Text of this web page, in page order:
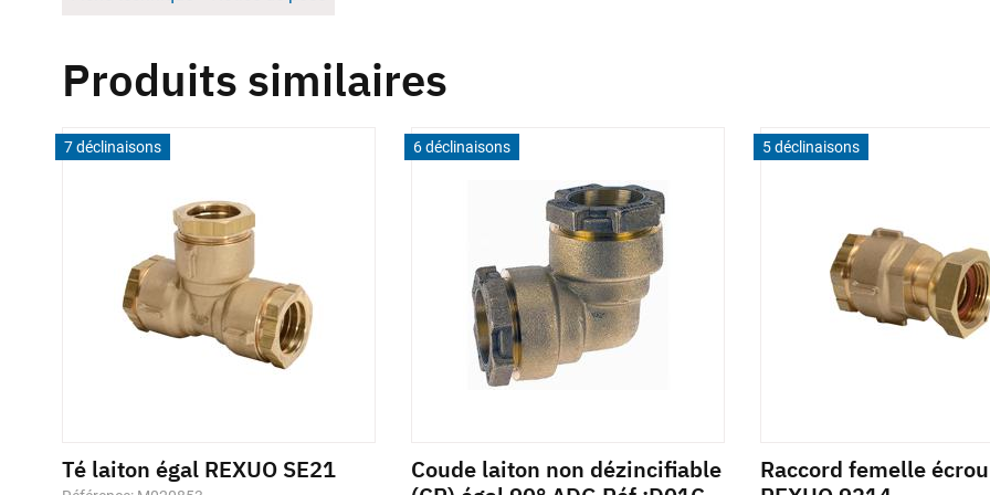
Produits similaires
7 déclinaisons
Té laiton égal REXUO SE21
6 déclinaisons
Coude laiton non dézincifiable
5 déclinaisons
Raccord femelle